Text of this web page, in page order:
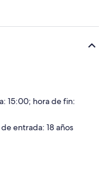
15:00; hora de fin:
entrada: 18 años